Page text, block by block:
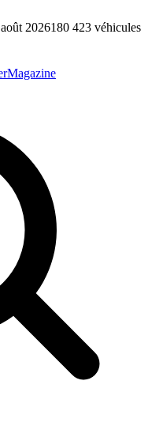
2026180 423 véhicules
Magazine